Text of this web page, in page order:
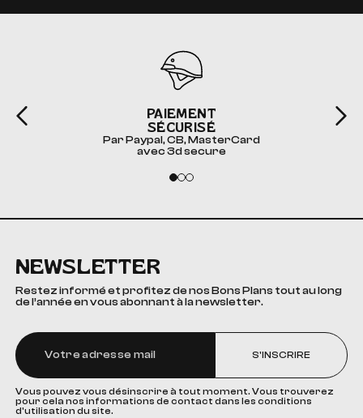
PAIEMENT
SÉCURISÉ
Par Paypal, CB, MasterCard
avec 3d secure
NEWSLETTER
Restez informé et profitez de nos Bons Plans tout au long
de l’année en vous abonnant à la newsletter.
S'INSCRIRE
Vous pouvez vous désinscrire à tout moment. Vous trouverez
pour cela nos informations de contact dans les conditions
d'utilisation du site.